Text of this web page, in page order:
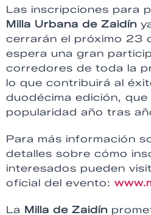
Las inscripciones para
Milla Urbana de Zaidín
cerrarán el próximo 23
espera una gran
corredores de toda la
lo que contribuirá al
duodécima edición,
popularidad año tras
Para más información
detalles sobre cómo
interesados pueden
oficial del evento:
La Milla de Zaidín